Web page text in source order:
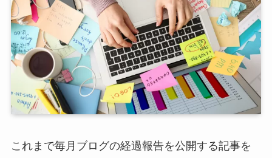
これまで毎月ブログの経過報告を公開する記事を